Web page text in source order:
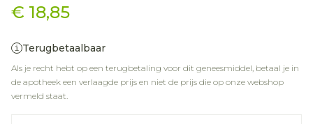
€ 18,85
Terugbetaalbaar
Als je recht hebt op een terugbetaling voor dit geneesmiddel, betaal je in
de apotheek een verlaagde prijs en niet de prijs die op onze webshop
vermeld staat.